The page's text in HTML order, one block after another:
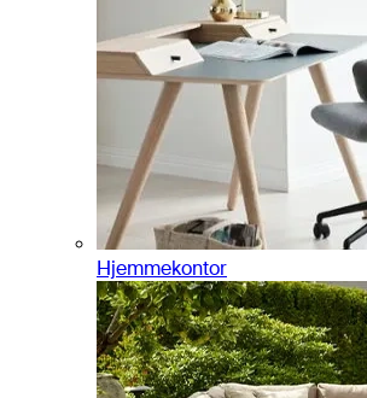
Hjemmekontor